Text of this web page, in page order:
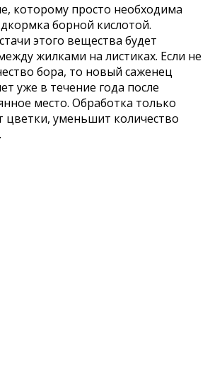
которому просто необходима
борной кислотой.
этого вещества будет
жилками на листиках. Если не
бора, то новый саженец
уже в течение года после
место. Обработка только
цветки, уменьшит количество